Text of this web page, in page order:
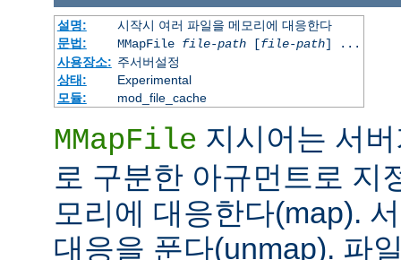
설명:
시작시 여러 파일을 메모리에 대응한다
문법:
MMapFile file-path[file-path] ...
사용장소: 주서버설정
상태:
Experimental
모듈:
mod_file_cache
MMapFile 지시어는 서
로 구분한 아규먼트로 지
모리에 대응한다(map).
대응을 푼다(unmap). 파